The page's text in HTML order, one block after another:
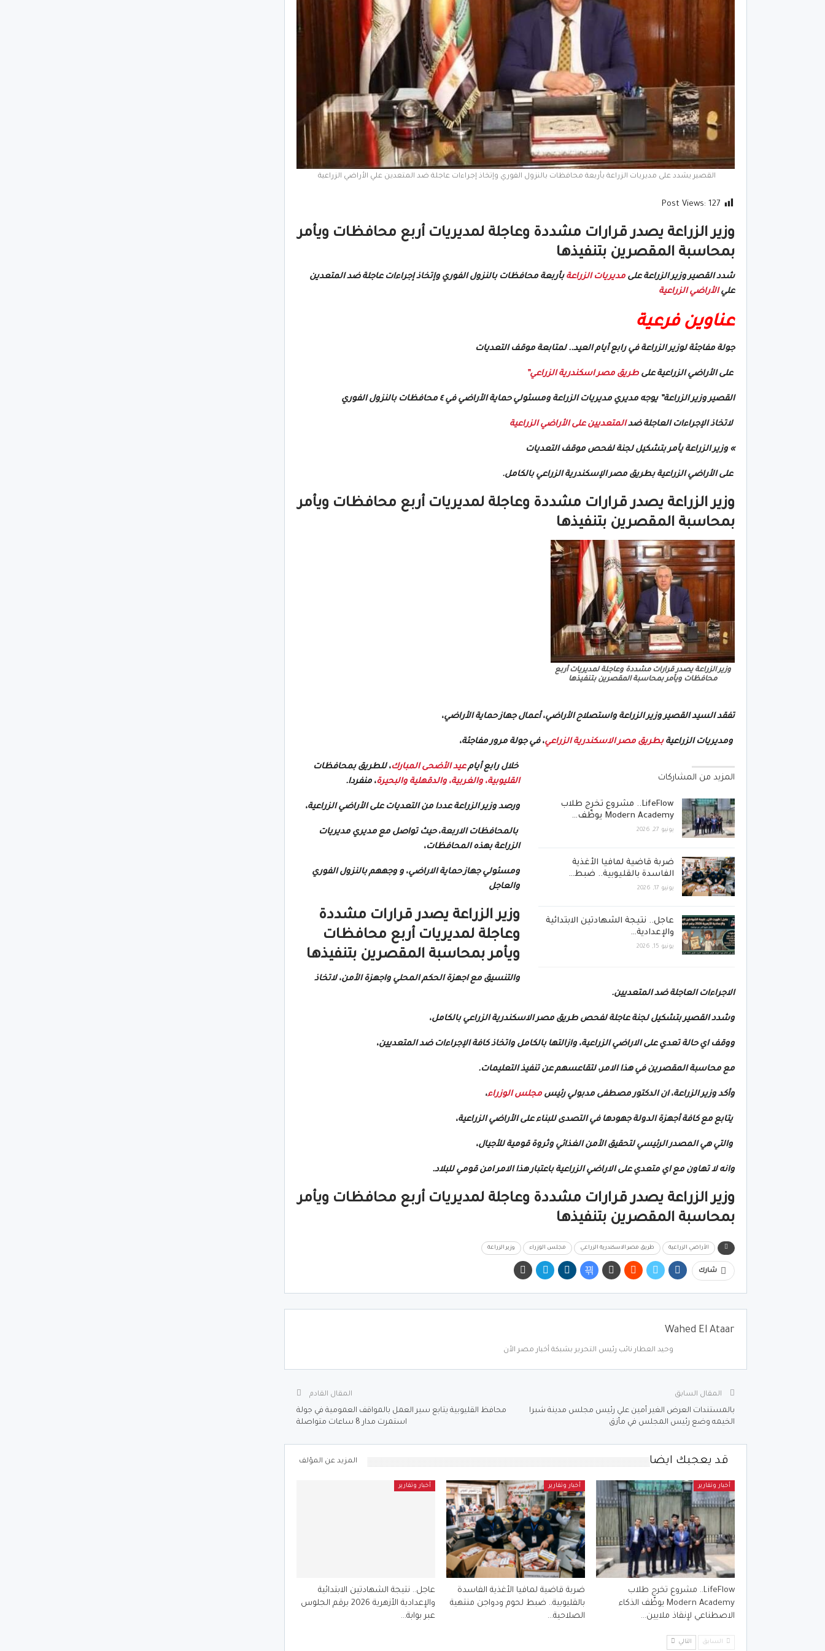
القصير يشدد على مديريات الزراعة بأربعة محافظات بالنزول الفوري وإتخاذ إجراءات عاجلة ضد المتعدين علي الأراضي الزراعية
Post Views: 127
وزير الزراعة يصدر قرارات مشددة وعاجلة لمديريات أربع محافظات ويأمر
بمحاسبة المقصرين بتنفيذها
شدد القصير وزير الزراعة على مديريات الزراعة بأربعة محافظات بالنزول الفوري وإتخاذ إجراءات عاجلة ضد المتعدين
عليالأراضي الزراعية
عناوين فرعية
جولة مفاجئة لوزير الزراعة في رابع أيام العيد.. لمتابعة موقف التعديات
على الأراضي الزراعية على طريق مصر اسكندرية الزراعي”
القصير وزير الزراعة” يوجه مديري مديريات الزراعة ومسئولي حماية الأراضي في ٤ محافظات بالنزول الفوري
لاتخاذ الإجراءات العاجلة ضدالمتعديين على الأراضي الزراعية
» وزير الزراعة يأمر بتشكيل لجنة لفحص موقف التعديات
على الأراضي الزراعية بطريق مصر الإسكندرية الزراعي بالكامل.
وزير الزراعة يصدر قرارات مشددة وعاجلة لمديريات أربع محافظات ويأمر
بمحاسبة المقصرين بتنفيذها
وزير الزراعة يصدر قرارات مشددة وعاجلة لمديريات أربع
محافظات ويأمر بمحاسبة المقصرين بتنفيذها
تفقد السيد القصير وزير الزراعة واستصلاح الأراضي، أعمال جهاز حماية الأراضي،
ومديريات الزراعيةبطريق مصر الاسكندرية الزراعي، في جولة مرور مفاجئة،
المزيد من المشاركات
LifeFlow.. مشروع تخرج طلاب
Modern Academy يوظّف…
يونيو 27, 2026
ضربة قاضية لمافيا الأغذية
الفاسدة بالقليوبية.. ضبط…
يونيو 17, 2026
عاجل.. نتيجة الشهادتين الابتدائية
والإعدادية…
يونيو 15, 2026
خلال رابع أيامعيد الأضحى المبارك، للطريق بمحافظات
القليوبية، والغربية، والدقهلية والبحيرة، منفردا.
ورصد وزير الزراعة عددا من التعديات على الأراضي الزراعية،
بالمحافظات الاربعة، حيث تواصل مع مديري مديريات
الزراعة بهذه المحافظات،
ومسئولي جهاز حماية الاراضي، و وجههم بالنزول الفوري
والعاجل
وزير الزراعة يصدر قرارات مشددة
وعاجلة لمديريات أربع محافظات
ويأمر بمحاسبة المقصرين بتنفيذها
والتنسيق مع اجهزة الحكم المحلي واجهزة الأمن، لاتخاذ
الاجراءات العاجلة ضد المتعديين.
وشدد القصير بتشكيل لجنة عاجلة لفحص طريق مصر الاسكندرية الزراعي بالكامل،
ووقف اي حالة تعدي على الاراضي الزراعية، وازالتها بالكامل واتخاذ كافة الإجراءات ضد المتعديين،
مع محاسبة المقصرين في هذا الامر، لتقاعسهم عن تنفيذ التعليمات.
وأكد وزير الزراعة، ان الدكتور مصطفى مدبولي رئيس مجلس الوزراء،
يتابع مع كافة أجهزة الدولة جهودها في التصدى للبناء على الأراضي الزراعية،
والتي هي المصدر الرئيسي لتحقيق الأمن الغذائي وثروة قومية للأجيال،
وانه لا تهاون مع اي متعدي على الاراضي الزراعية باعتبار هذا الامر امن قومي للبلاد.
وزير الزراعة يصدر قرارات مشددة وعاجلة لمديريات أربع محافظات ويأمر
بمحاسبة المقصرين بتنفيذها
الأراضي الزراعية طريق مصر الاسكندرية الزراعي مجلس الوزراء وزير الزراعة
شارك
Wahed El Ataar
وحيد العطار نائب رئيس التحرير بشبكة أخبار مصر الأن
المقال السابق
بالمستندات العرض الغير أمين علي رئيس مجلس مدينة شبرا
الخيمه وضع رئيس المجلس في مأزق
المقال القادم
محافظ القليوبية يتابع سير العمل بالمواقف العمومية في جولة
استمرت مدار 8 ساعات متواصلة
قد يعجبك ايضا المزيد عن المؤلف
أخبار وتقارير
LifeFlow.. مشروع تخرج طلاب
Modern Academy يوظّف الذكاء
الاصطناعي لإنقاذ ملايين…
أخبار وتقارير
ضربة قاضية لمافيا الأغذية الفاسدة
بالقليوبية.. ضبط لحوم ودواجن منتهية
الصلاحية…
أخبار وتقارير
عاجل.. نتيجة الشهادتين الابتدائية
والإعدادية الأزهرية 2026 برقم الجلوس
عبر بوابة…
السابق التالي